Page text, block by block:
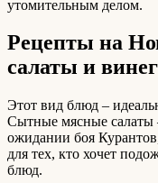
утомительным делом.
Рецепты на
салаты и
Этот вид блюд –
Сытные мясные салаты
ожидании боя
для тех, кто хочет
блюд.